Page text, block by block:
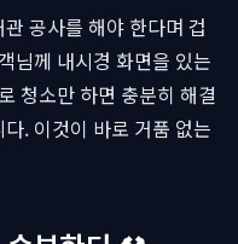
공사를 해야 한다며 겁
님께 내시경 화면을 있는
청소만 하면 충분히 해결
. 이것이 바로 거품 없는